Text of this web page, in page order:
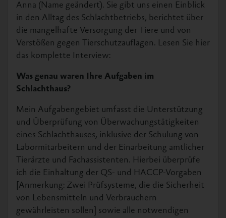
Anna (Name geändert). Sie gibt uns einen Einblick
in den Alltag des Schlachtbetriebs, berichtet über
die mangelhafte Versorgung der Tiere und von
Verstößen gegen Tierschutzauflagen. Lesen Sie hier
das komplette Interview:
Was genau waren Ihre Aufgaben im
Schlachthaus?
Mein Aufgabengebiet umfasst die Unterstützung
und Überprüfung von Überwachungstätigkeiten
eines Schlachthauses, inklusive der Schulung von
Labormitarbeitern und der Einarbeitung amtlicher
Tierärzte und Fachassistenten. Hierbei überprüfe
ich die Einhaltung der QS- und HACCP-Vorgaben
[Anmerkung: Zwei Prüfsysteme, die die Sicherheit
von Lebensmitteln und Verbrauchern
gewährleisten sollen] sowie alle notwendigen